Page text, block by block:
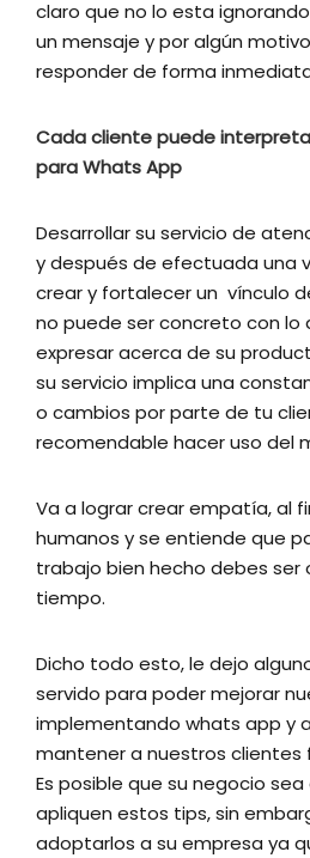
claro que no lo esta
un mensaje y por algún
responder de forma
Cada cliente puede
para Whats App
Desarrollar su servicio de
y después de efectuada una
crear y fortalecer un vínculo
no puede ser concreto con lo
expresar acerca de su
su servicio implica una
o cambios por parte de tu
recomendable hacer uso del
Va a lograr crear empatía, al
humanos y se entiende que
trabajo bien hecho debes ser
tiempo.
Dicho todo esto, le dejo
servido para poder mejorar
implementando whats app y
mantener a nuestros clientes
Es posible que su negocio
apliquen estos tips, sin
adoptarlos a su empresa ya